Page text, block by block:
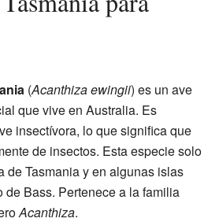
(Acanthiza ewingii) es un ave
que vive en Australia. Es
insectívora, lo que significa que
de insectos. Esta especie solo
de Tasmania y en algunas islas
de Bass. Pertenece a la familia
Acanthiza.